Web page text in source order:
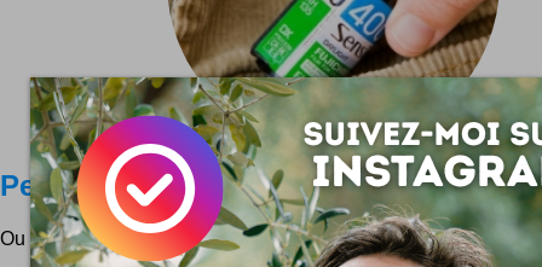
Pellicule photo USB
Ou alors si vous préférez : des clés USB argentiques ! :)